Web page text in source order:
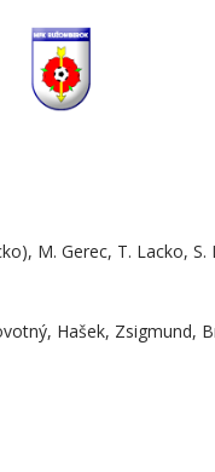
M. Gerec, T. Lacko, S.
Hašek, Zsigmund,